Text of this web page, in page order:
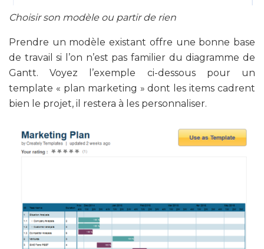
Choisir son modèle ou partir de rien
Prendre un modèle existant offre une bonne base
de travail si l’on n’est pas familier du diagramme de
Gantt. Voyez l’exemple ci-dessous pour un
template « plan marketing » dont les items cadrent
bien le projet, il restera à les personnaliser.